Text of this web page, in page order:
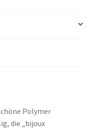
Polymer
die „bijoux